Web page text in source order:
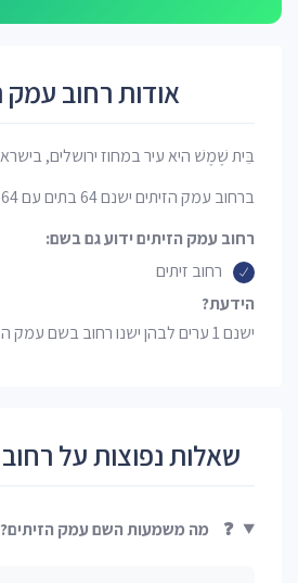
אודות רחוב עמק
בֵּית שֶׁמֶשׁ היא עיר במחוז ירושלים,
ברחוב עמק הזיתים ישנם 64 בתים עם 64 מיקודים שונים.
רחוב עמק הזיתים ידוע גם בשם:
רחוב זיתים
הידעת?
ישנם 1 ערים לבהן ישנו רחוב בשם עמק הזיתים:
שאלות נפוצות על
❓ מה משמעות השם עמק הזיתים?